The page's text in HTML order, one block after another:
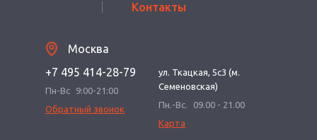
Контакты
Москва
+7 495 414-28-79
Пн-Вс
9:00-21:00
Обратный звонок
ул. Ткацкая, 5с3 (м.
Семеновская)
Пн.-Вс.
09.00 - 21.00
Карта